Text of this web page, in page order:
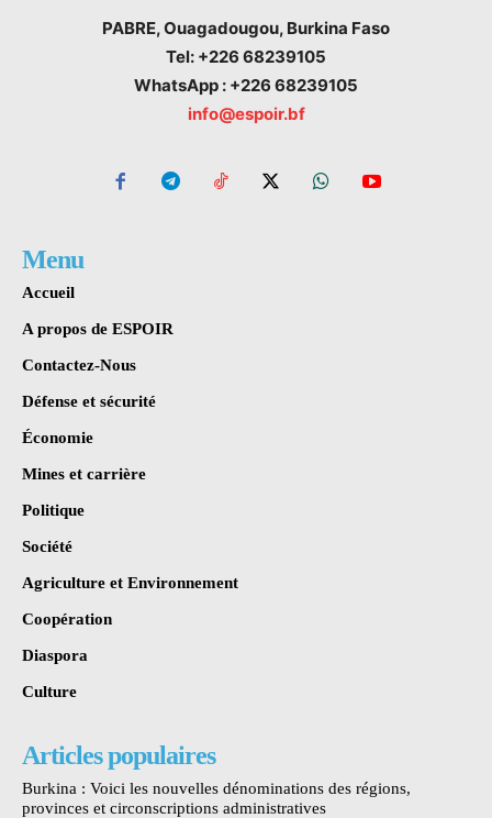
PABRE, Ouagadougou, Burkina Faso
Tel: +226 68239105
WhatsApp : +226 68239105
info@espoir.bf
Menu
Accueil
A propos de ESPOIR
Contactez-Nous
Défense et sécurité
Économie
Mines et carrière
Politique
Société
Agriculture et Environnement
Coopération
Diaspora
Culture
Articles populaires
Burkina : Voici les nouvelles dénominations des régions,
provinces et circonscriptions administratives